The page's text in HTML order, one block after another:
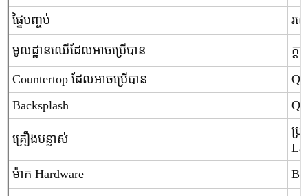
ផ្ទៃបញ្ចប់ រល
មូលដ្ឋានឈើដែលអាចប្រើបាន ក្ត
Countertop ដែលអាចប្រើបាន
Backsplash
គ្រឿងបន្លាស់
ប្រ
ម៉ាក Hardware